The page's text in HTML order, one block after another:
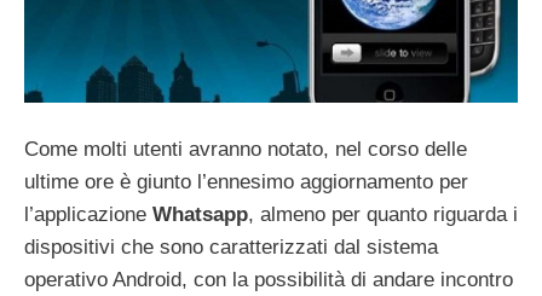
Come molti utenti avranno notato, nel corso delle
ultime ore è giunto l’ennesimo aggiornamento per
l’applicazione Whatsapp, almeno per quanto riguarda i
dispositivi che sono caratterizzati dal sistema
operativo Android, con la possibilità di andare incontro